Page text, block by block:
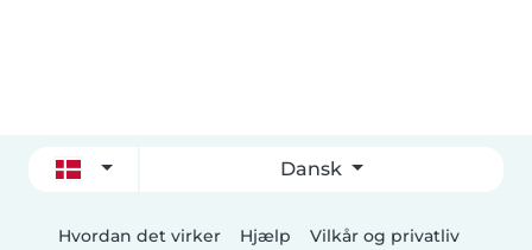
Dansk
Hvordan det virker Hjælp Vilkår og privatliv